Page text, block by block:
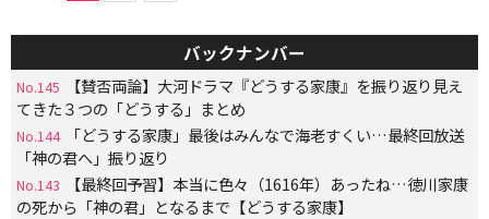
バックナンバー
No.145
【賛否両論】大河ドラマ『どうする家康』を振り返り見え
てきた３つの「どうする」まとめ
No.144
「どうする家康」最後はみんなで海老すくい…最終回放送
「神の君へ」振り返り
No.143
【最終回予習】本当に色々（1616年）あったね…徳川家康
の死から「神の君」となるまで【どうする家康】